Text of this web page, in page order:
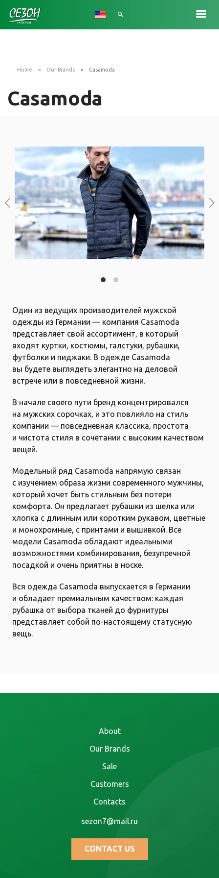
SIGN UP WITH EMAIL
About Stack
Careers
Investors
Locations
Contact
Home Our Brands Casamoda
Casamoda
Один из ведущих производителей мужской
одежды из Германии — компания Casamoda
представляет свой ассортимент, в который
входят куртки, костюмы, галстуки, рубашки,
футболки и пиджаки. В одежде Casamoda
вы будете выглядеть элегантно на деловой
встрече или в повседневной жизни.
В начале своего пути бренд концентрировался
на мужских сорочках, и это повлияло на стиль
компании — повседневная классика, простота
и чистота стиля в сочетании с высоким качеством
вещей.
Модельный ряд Casamoda напрямую связан
с изучением образа жизни современного мужчины,
который хочет быть стильным без потери
комфорта. Он предлагает рубашки из шелка или
хлопка с длинным или коротким рукавом, цветные
и монохромные, с принтами и вышивкой. Все
модели Casamoda обладают идеальными
возможностями комбинирования, безупречной
посадкой и очень приятны в носке.
Вся одежда Casamoda выпускается в Германии
и обладает премиальным качеством: каждая
рубашка от выбора тканей до фурнитуры
представляет собой по-настоящему статусную
вещь.
About
Our Brands
Sale
Customers
Contacts
sezon7@mail.ru
CONTACT US